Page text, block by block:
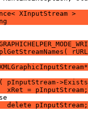
XInputStream >
pInputStream-
xRet = pInputStream;
delete pInputStream;